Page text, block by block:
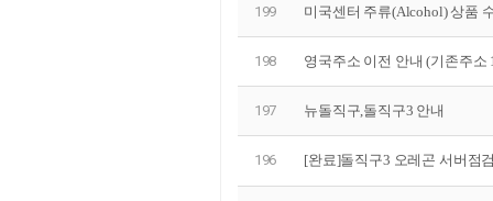
199 미국센터 주류(Alcohol) 상품
198 영국주소 이전 안내 (기존주
197 뉴돌직구,돌직구3 안내
196 [완료]돌직구3 오레곤 서버점